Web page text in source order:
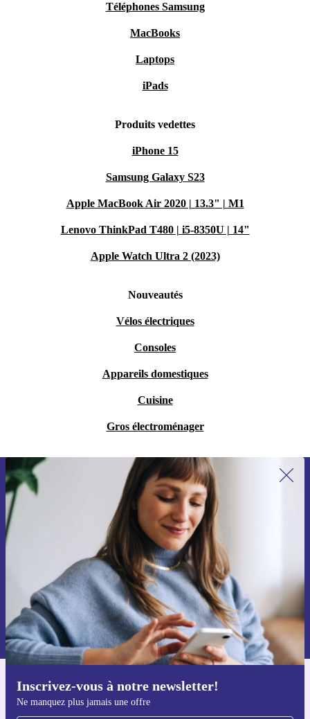
Téléphones Samsung
MacBooks
Laptops
iPads
Produits vedettes
iPhone 15
Samsung Galaxy S23
Apple MacBook Air 2020 | 13.3" | M1
Lenovo ThinkPad T480 | i5-8350U | 14"
Apple Watch Ultra 2 (2023)
Nouveautés
Vélos électriques
Consoles
Appareils domestiques
Cuisine
Gros électroménager
Inscrivez-vous à notre newsletter!
Ne manquez plus jamais une offre
Recevoir offres et infos de refurbed
par mail
Ne manquez plus aucune offre.
S'inscrire
Retrouvez les informations sur l'utilisation des données personnelles
dans notre
politique de confidentialité.
Téléchargez l'application refurbed
Pour iOS et Android